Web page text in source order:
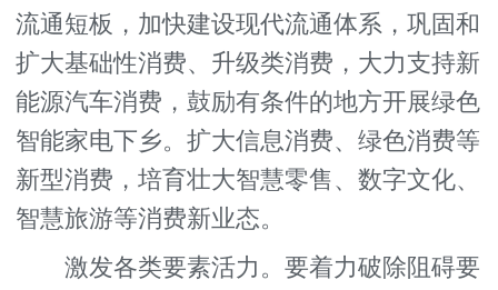
流通短板，加快建设现代流通体系，巩固和
扩大基础性消费、升级类消费，大力支持新
能源汽车消费，鼓励有条件的地方开展绿色
智能家电下乡。扩大信息消费、绿色消费等
新型消费，培育壮大智慧零售、数字文化、
智慧旅游等消费新业态。
激发各类要素活力。要着力破除阻碍要